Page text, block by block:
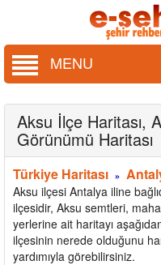
MENU
Aksu İlçe Haritası,
Görünümü Haritası
Türkiye Haritası »
Aksu ilçesi Antalya iline
ilçesidir, Aksu semtleri,
yerlerine ait haritayı
ilçesinin nerede olduğunu
yardımıyla görebilirsiniz.